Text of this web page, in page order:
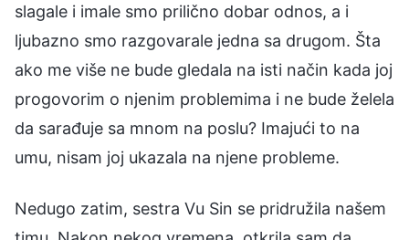
slagale i imale smo prilično dobar odnos, a i
ljubazno smo razgovarale jedna sa drugom. Šta
ako me više ne bude gledala na isti način kada joj
progovorim o njenim problemima i ne bude želela
da sarađuje sa mnom na poslu? Imajući to na
umu, nisam joj ukazala na njene probleme.
Nedugo zatim, sestra Vu Sin se pridružila našem